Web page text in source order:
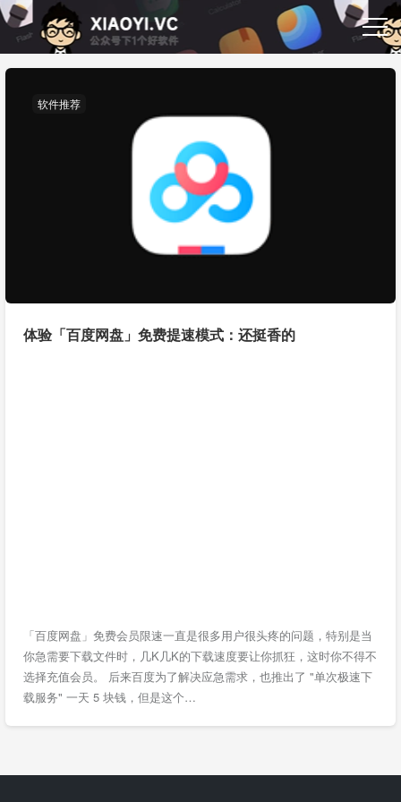
软件推荐
体验「百度网盘」免费提速模式：还挺香的
「百度网盘」免费会员限速一直是很多用户很头疼的问题，特别是当
你急需要下载文件时，几K几K的下载速度要让你抓狂，这时你不得不
选择充值会员。 后来百度为了解决应急需求，也推出了 "单次极速下
载服务" 一天 5 块钱，但是这个…